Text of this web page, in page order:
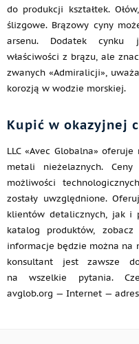
do produkcji kształtek.
ślizgowe. Brązowy cyny
arsenu. Dodatek cynku
właściwości z brązu, ale
zwanych «Admiralicji»,
korozją w wodzie morskiej.
Kupić w okazyjnej
LLC «Avec Globalna»
metali nieżelaznych.
możliwości
zostały uwzględnione.
klientów detalicznych, jak i
katalog produktów,
informacje będzie można na
konsultant jest zawsze
na wszelkie pytania.
avglob.org — Internet —